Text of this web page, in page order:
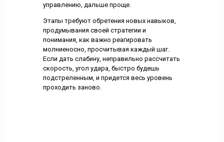
управлению, дальше проще.
Этапы требуют обретения новых навыков,
продумывания своей стратегии и
понимания, как важно реагировать
молниеносно, просчитывая каждый шаг.
Если дать слабину, неправильно рассчитать
скорость, угол удара, быстро будешь
подстреленным, и придется весь уровень
проходить заново.